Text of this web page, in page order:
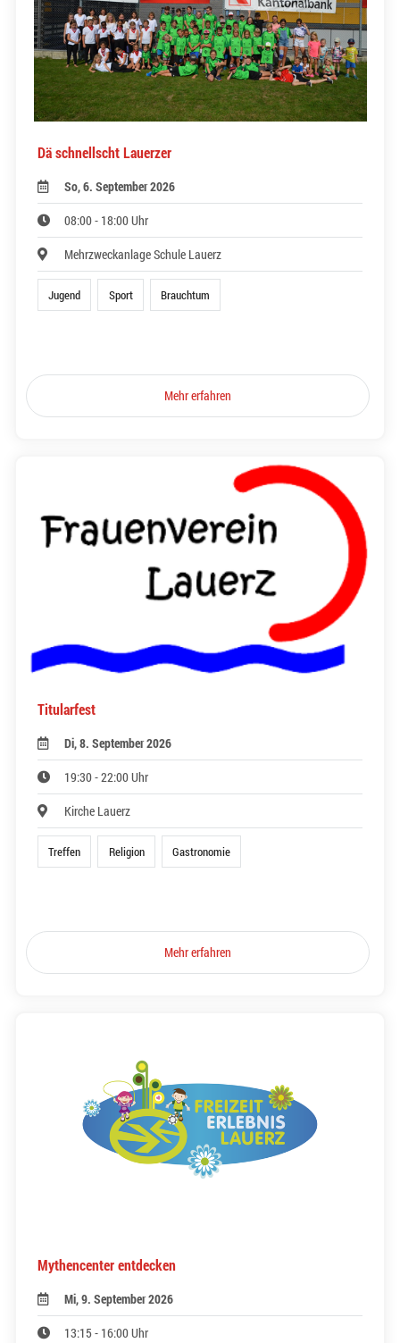
Dä schnellscht Lauerzer
So, 6. September 2026
08:00 - 18:00 Uhr
Mehrzweckanlage Schule Lauerz
Jugend Sport Brauchtum
Mehr erfahren
Titularfest
Di, 8. September 2026
19:30 - 22:00 Uhr
Kirche Lauerz
Treffen Religion Gastronomie
Mehr erfahren
Mythencenter entdecken
Mi, 9. September 2026
13:15 - 16:00 Uhr